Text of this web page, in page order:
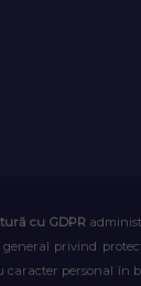
cu GDPR
general privind
caracter personal în